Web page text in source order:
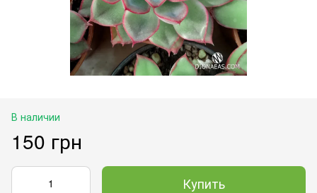
В наличии
150 грн
Купить